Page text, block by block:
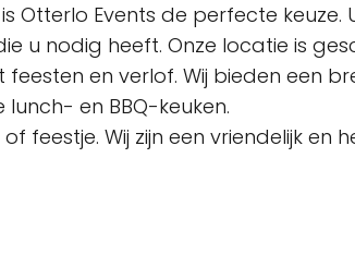
Otterlo Events de perfecte keuze.
u nodig heeft. Onze locatie is
en verlof. Wij bieden een
en BBQ-keuken.
feestje. Wij zijn een vriendelijk en